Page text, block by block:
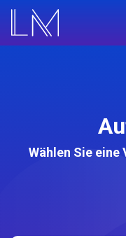
Wählen Sie eine